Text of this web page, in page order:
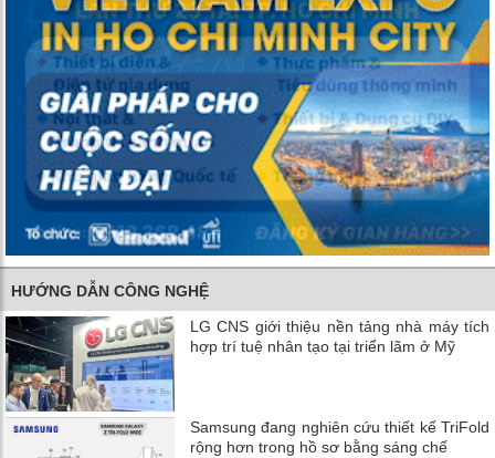
HƯỚNG DẪN CÔNG NGHỆ
LG CNS giới thiệu nền tảng nhà máy tích
hợp trí tuệ nhân tạo tại triển lãm ở Mỹ
Samsung đang nghiên cứu thiết kế TriFold
rộng hơn trong hồ sơ bằng sáng chế